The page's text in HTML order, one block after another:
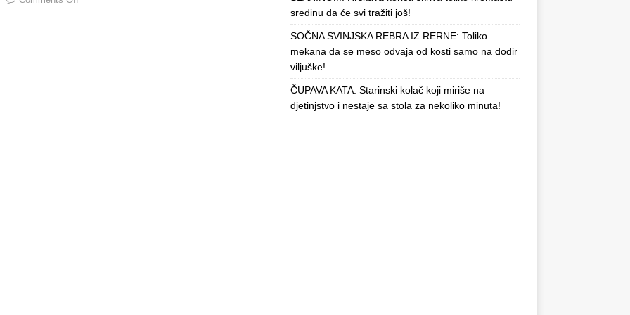
sredinu da će svi tražiti još!
SOČNA SVINJSKA REBRA IZ RERNE: Toliko
mekana da se meso odvaja od kosti samo na dodir
viljuške!
ČUPAVA KATA: Starinski kolač koji miriše na
djetinjstvo i nestaje sa stola za nekoliko minuta!